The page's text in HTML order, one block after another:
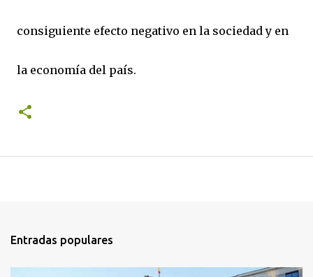
consiguiente efecto negativo en la sociedad y en
la economía del país.
Entradas populares